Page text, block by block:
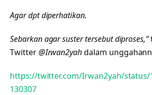
Agar dpt diperhatikan.
Sebarkan agar suster tersebut diproses,”
Twitter@Irwan2yahdalam
https://twitter.com/Irwan2yah/status/
130307